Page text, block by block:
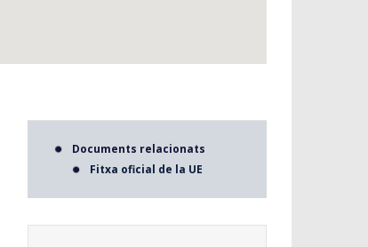
Documents relacionats
Fitxa oficial de la UE